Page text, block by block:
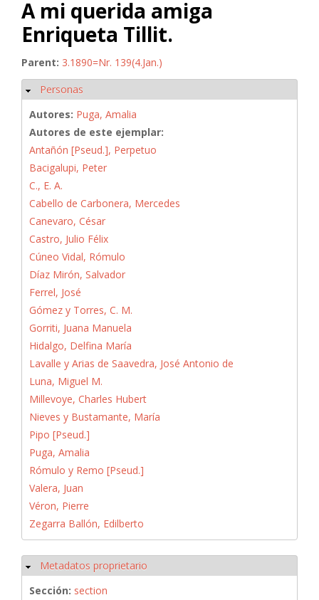
A mi querida amiga
Enriqueta Tillit.
Parent: 3.1890=Nr. 139(4.Jan.)
Ocultar
Personas
Autores: Puga, Amalia
Autores de este ejemplar:
Antañón [Pseud.], Perpetuo
Bacigalupi, Peter
C., E. A.
Cabello de Carbonera, Mercedes
Canevaro, César
Castro, Julio Félix
Cúneo Vidal, Rómulo
Díaz Mirón, Salvador
Ferrel, José
Gómez y Torres, C. M.
Gorriti, Juana Manuela
Hidalgo, Delfina María
Lavalle y Arias de Saavedra, José Antonio de
Luna, Miguel M.
Millevoye, Charles Hubert
Nieves y Bustamante, María
Pipo [Pseud.]
Puga, Amalia
Rómulo y Remo [Pseud.]
Valera, Juan
Véron, Pierre
Zegarra Ballón, Edilberto
Ocultar
Metadatos proprietario
Sección: section